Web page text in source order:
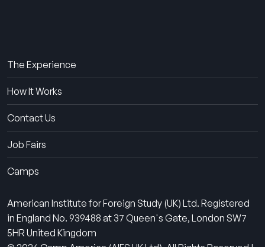
The Experience
How It Works
Contact Us
Job Fairs
Camps
American Institute for Foreign Study (UK) Ltd. Registered
in England No. 939488 at 37 Queen's Gate, London SW7
5HR United Kingdom